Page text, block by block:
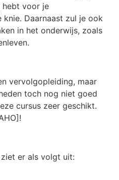
hebt voor je
Daarnaast zul je ook
in het onderwijs, zoals
vervolgopleiding, maar
toch nog niet goed
cursus zeer geschikt.
er als volgt uit: